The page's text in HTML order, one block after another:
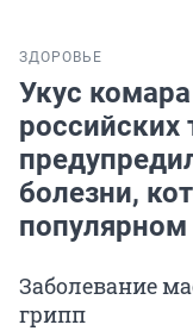
ЗДОРОВЬЕ
Укус
российских
болезни,
популярном
Заболевание
грипп